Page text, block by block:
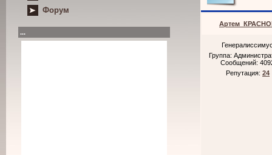
Форум
...
Группа:
Сообщений:
Репутация: 24